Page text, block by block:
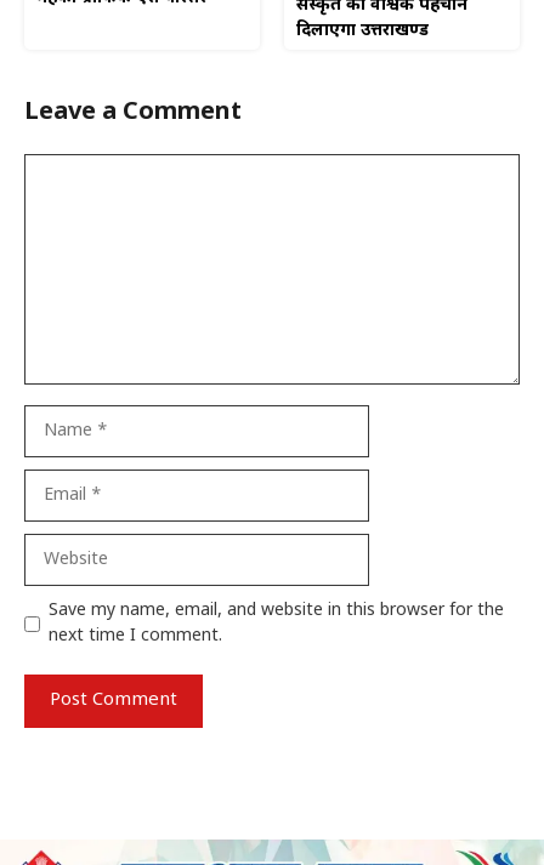
संस्कृत को वैश्विक पहचान
दिलाएगा उत्तराखण्ड
Leave a Comment
Website
Save my name, email, and website in this browser for the
next time I comment.